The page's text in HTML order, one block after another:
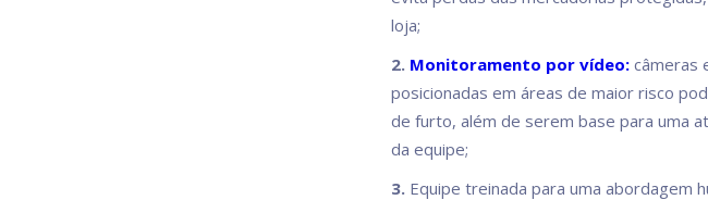
loja;
2. Monitoramento por vídeo:câmeras
posicionadas em áreas de maior risco
de furto, além de serem base para uma
da equipe;
3. Equipe treinada para uma abordagem